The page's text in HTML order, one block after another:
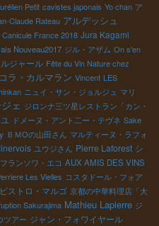
Petit cavistes japonais Yo chan ア
Claude Rateau アルデッシュ
Canicule France 2018 Jura Kagami
Nouveau2017 ジル・アザム On s'en
ジャール Fête du Vin Nature chez
ラ・カルマラン Vincent LES
ニュイ・サン・ジョルジュ マリ
ェ ジロンナ三ツ星レストラン「カン・
ドメーヌ・アント二ー・テヴネ Sake
ＢＭОの山田さん マルティーヌ・ラフォ
ユウジさん Pierre Laforest シ
フランソワ・エコ AUX AMIS DES VINS
Les Vielles コスタドール・フォア
ビストロ・マルゴ 京都の中華料理店「大
Sakurajima Mathieu Lapierre ジ
ツアー ジャン・フォワイヤール